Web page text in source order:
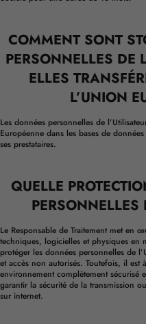
COMMENT SONT
PERSONNELLES DE
ELLES
L’UNION
Les données personnelles de
Européenne dans les bases de
ses prestataires.
QUELLE
PERSONNELLES
Le Responsable de Traitement met en
techniques, logicielles et physiques en
protéger les données personnelles de
et accès non autorisés. Toutefois, il est
environnement complètement sécurisé
garantir la sécurité de la transmission
sur internet.